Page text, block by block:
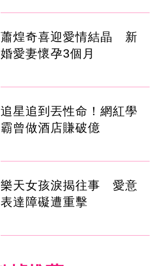
蕭煌奇喜迎愛情結晶 新
婚愛妻懷孕3個月
追星追到丟性命！網紅學
霸曾做酒店賺破億
樂天女孩淚揭往事 愛意
表達障礙遭重擊